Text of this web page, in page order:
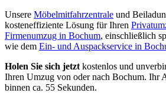
Unsere Möbelmitfahrzentrale und
kosteneffiziente Lösung für Ihren
Firmenumzug in Bochum, einschließlich
wie dem Ein- und Auspackservice in
Holen Sie sich jetzt kostenlos und
Ihren Umzug von oder nach Bochum. Ihr
binnen ca. 55 Sekunden.